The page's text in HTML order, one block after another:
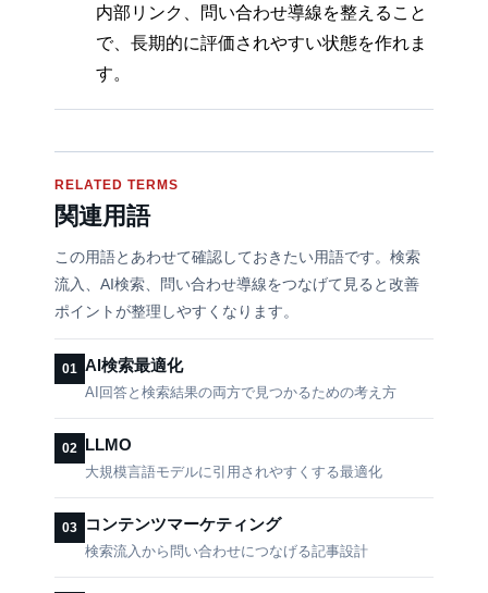
内部リンク、問い合わせ導線を整えること
で、長期的に評価されやすい状態を作れま
す。
RELATED TERMS
関連用語
この用語とあわせて確認しておきたい用語です。検索
流入、AI検索、問い合わせ導線をつなげて見ると改善
ポイントが整理しやすくなります。
01 AI検索最適化
AI回答と検索結果の両方で見つかるための考え方
02 LLMO
大規模言語モデルに引用されやすくする最適化
03 コンテンツマーケティング
検索流入から問い合わせにつなげる記事設計